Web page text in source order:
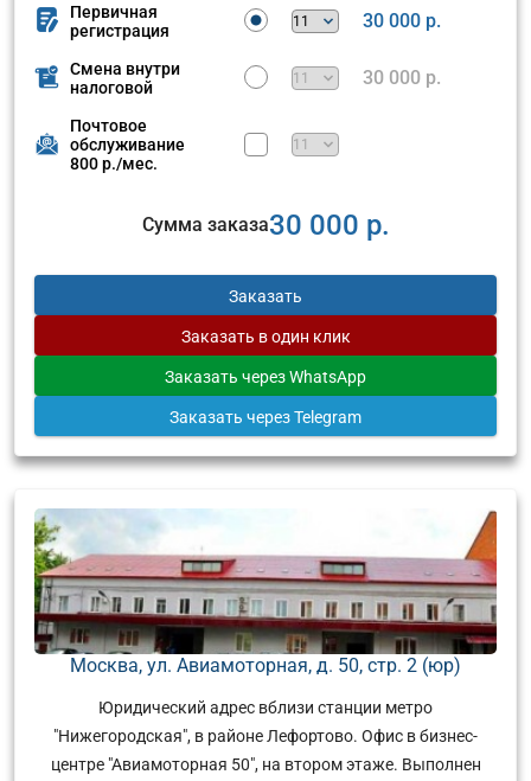
Первичная
регистрация
30 000 р.
Смена внутри
налоговой
30 000 р.
Почтовое
обслуживание
800 р./мес.
Сумма заказа30 000 р.
Заказать
Заказать в один клик
Заказать через WhatsApp
Заказать через Telegram
Москва, ул. Авиамоторная, д. 50, стр. 2 (юр)
Юридический адрес вблизи станции метро
"Нижегородская", в районе Лефортово. Офис в бизнес-
центре "Авиамоторная 50", на втором этаже. Выполнен